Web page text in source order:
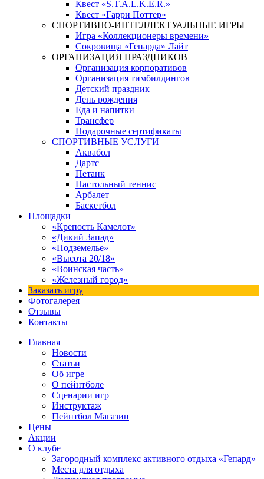
Квест «S.T.A.L.K.E.R.»
Квест «Гарри Поттер»
СПОРТИВНО-ИНТЕЛЛЕКТУАЛЬНЫЕ ИГРЫ
Игра «Коллекционеры времени»
Сокровища «Гепарда» Лайт
ОРГАНИЗАЦИЯ ПРАЗДНИКОВ
Организация корпоративов
Организация тимбилдингов
Детский праздник
День рождения
Еда и напитки
Трансфер
Подарочные сертификаты
СПОРТИВНЫЕ УСЛУГИ
Аквабол
Дартс
Петанк
Настольный теннис
Арбалет
Баскетбол
Площадки
«Крепость Камелот»
«Дикий Запад»
«Подземелье»
«Высота 20/18»
«Воинская часть»
«Железный город»
Заказать игру
Фотогалерея
Отзывы
Контакты
Главная
Новости
Статьи
Об игре
О пейнтболе
Сценарии игр
Инструктаж
Пейнтбол Магазин
Цены
Акции
О клубе
Загородный комплекс активного отдыха «Гепард»
Места для отдыха